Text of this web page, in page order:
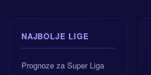
NAJBOLJE LIGE
Prognoze za Super Liga